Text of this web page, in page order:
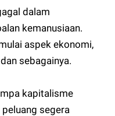
dalam
kemanusiaan.
aspek ekonomi,
sebagainya.
kapitalisme
segera